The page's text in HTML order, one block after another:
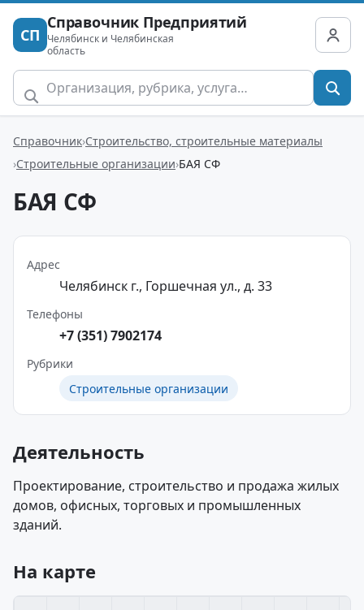
СП
Справочник Предприятий
Челябинск и Челябинская
область
Справочник Строительство, строительные материалы
Строительные организации БАЯ СФ
БАЯ СФ
Адрес
Челябинск г., Горшечная ул., д. 33
Телефоны
+7 (351) 7902174
Рубрики
Строительные организации
Деятельность
Проектирование, строительство и продажа жилых
домов, офисных, торговых и промышленных
зданий.
На карте